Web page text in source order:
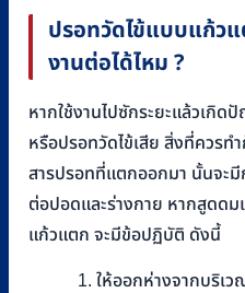
ปรอทวัดไข้แบบแก้วแ
งานต่อได้ไหม ?
หากใช้งานไปซักระยะแล้วเกิ
หรือปรอทวัดไข้เสีย สิ่งที่ควรท
สารปรอทที่แตกออกมา นั้นจะมี
ต่อปอดและร่างกาย หากสูดดม
แก้วแตก จะมีข้อปฏิบัติ ดังนี้
ให้ออกห่างจากบริเ